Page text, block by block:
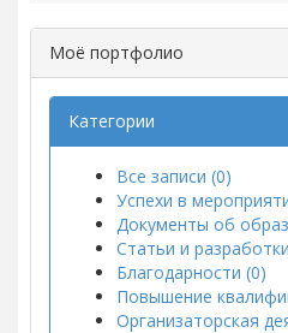
Моё портфолио
Категории
Все записи (0)
Успехи в
Документы об
Статьи и
Благодарности (0)
Повышение
Организаторская